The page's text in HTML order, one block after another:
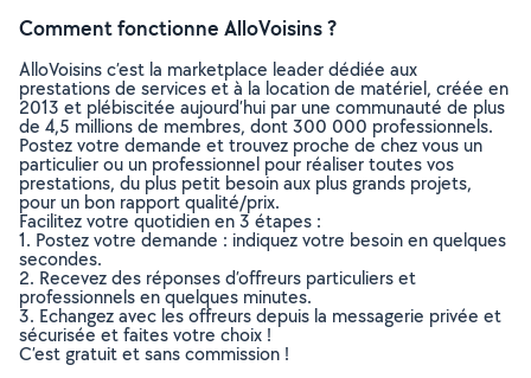
Comment fonctionne AlloVoisins ?
AlloVoisins c’est la marketplace leader dédiée aux
prestations de services et à la location de matériel, créée en
2013 et plébiscitée aujourd’hui par une communauté de plus
de 4,5 millions de membres, dont 300 000 professionnels.
Postez votre demande et trouvez proche de chez vous un
particulier ou un professionnel pour réaliser toutes vos
prestations, du plus petit besoin aux plus grands projets,
pour un bon rapport qualité/prix.
Facilitez votre quotidien en 3 étapes :
1. Postez votre demande : indiquez votre besoin en quelques
secondes.
2. Recevez des réponses d’offreurs particuliers et
professionnels en quelques minutes.
3. Echangez avec les offreurs depuis la messagerie privée et
sécurisée et faites votre choix !
C’est gratuit et sans commission !